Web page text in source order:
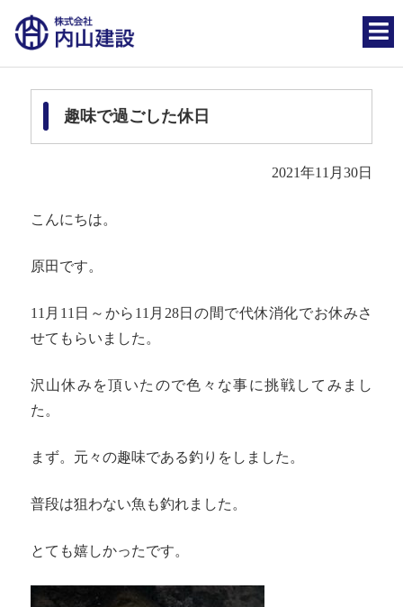
趣味で過ごした休日
2021年11月30日
こんにちは。
原田です。
11月11日～から11月28日の間で代休消化でお休みさ
せてもらいました。
沢山休みを頂いたので色々な事に挑戦してみまし
た。
まず。元々の趣味である釣りをしました。
普段は狙わない魚も釣れました。
とても嬉しかったです。